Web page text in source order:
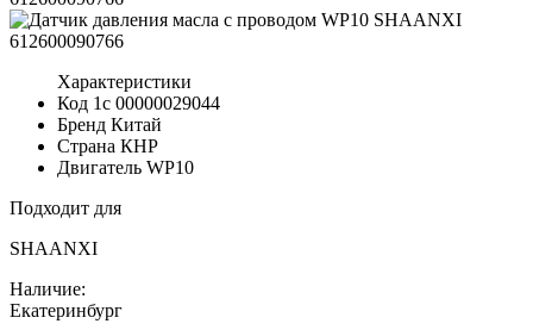
Характеристики
Код 1с 00000029044
Бренд Китай
Страна КНР
Двигатель WP10
Подходит для
SHAANXI
Наличие:
Екатеринбург